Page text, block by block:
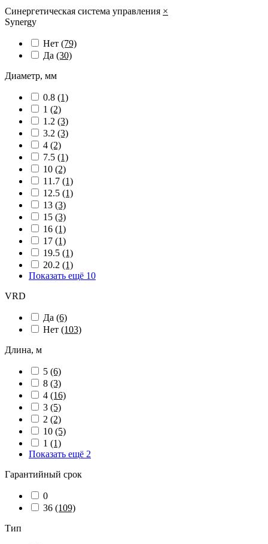
Синергетическая система управления ×
Synergy
Нет (79)
Да (30)
Диаметр, мм
0.8 (1)
1 (2)
1.2 (3)
3.2 (3)
4 (2)
7.5 (1)
10 (2)
11.7 (1)
12.5 (1)
13 (3)
15 (3)
16 (1)
17 (1)
19.5 (1)
20.2 (1)
Показать ещё 10
VRD
Да (6)
Нет (103)
Длина, м
5 (6)
8 (3)
4 (16)
3 (5)
2 (2)
10 (5)
1 (1)
Показать ещё 2
Гарантийный срок
0
36 (109)
Тип